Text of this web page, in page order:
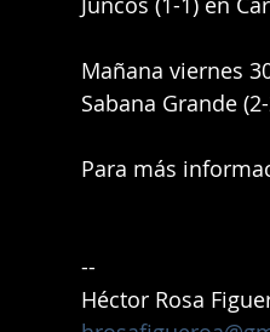
Mañana viernes
Sabana Grande
Para más
--
Héctor Rosa